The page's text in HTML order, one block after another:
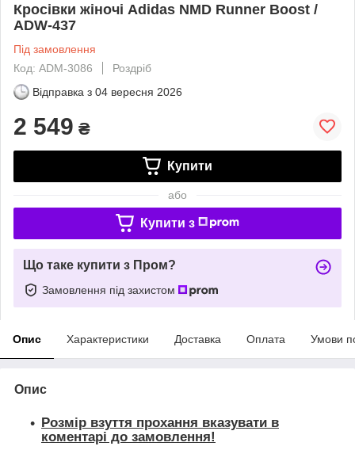
Кросівки жіночі Adidas NMD Runner Boost /
ADW-437
Під замовлення
Код: ADM-3086
Роздріб
Відправка з 04 вересня 2026
2 549 ₴
Купити
або
Купити з
Що таке купити з Пром?
Замовлення під захистом
Опис Характеристики Доставка Оплата Умови
Опис
Розмір взуття прохання вказувати в
коментарі до замовлення!